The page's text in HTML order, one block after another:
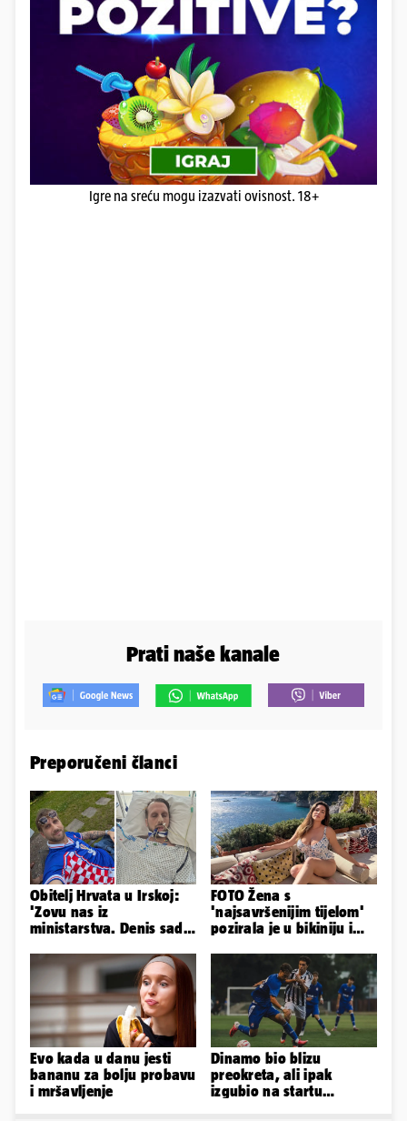
Igre na sreću mogu izazvati ovisnost. 18+
Prati naše kanale
Preporučeni članci
Obitelj Hrvata u Irskoj:
'Zovu nas iz
ministarstva. Denis sada
nas je'
FOTO Žena s
'najsavršenijim tijelom'
pozirala je u bikiniju i
Evo kada u danu jesti
bananu za bolju probavu
i mršavljenje
Dinamo bio blizu
preokreta, ali ipak
izgubio na startu